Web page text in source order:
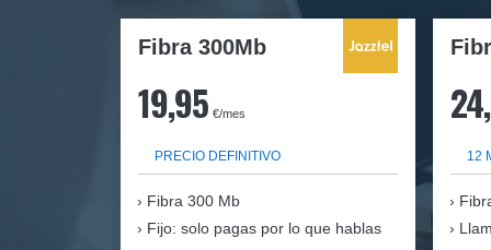
Fibra 300Mb
19,95 €/mes
PRECIO DEFINITIVO
Fibra 300 Mb
Fijo: solo pagas por lo que hablas
12